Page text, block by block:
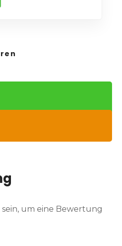
um eine Bewertung